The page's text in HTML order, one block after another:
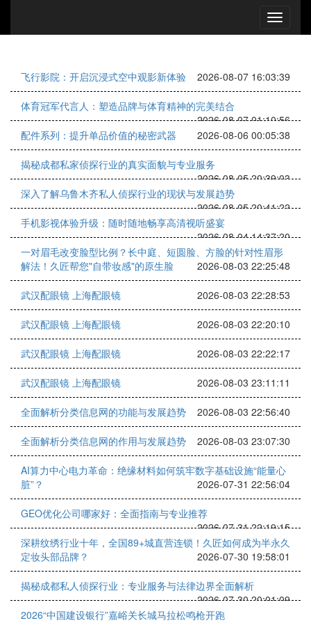
飞行影院：开启沉浸式空中观影新体验 2026-08-07 16:03:39
体育冠军代言人：塑造品牌与体育精神的完美结合
2026-08-07 01:10:56
配件系列：提升单品价值的秘密武器
2026-08-06 00:05:38
揭秘成都私家侦探行业的真实面貌与专业服务
2026-08-05 20:39:03
深入了解乌鲁木齐私人侦探行业的现状与发展趋势
2026-08-05 20:41:22
手机影视体验升级：随时随地畅享高清视听盛宴
2026-08-04 14:37:20
一对眉毛改变脸型比例？长中庭、短圆脸、方脸的针对性眉形
解法！久匠帮您"自带妆感"的原生脸
2026-08-03 22:25:48
武汉配眼镜 上海配眼镜 2026-08-03 22:28:53
武汉配眼镜 上海配眼镜 2026-08-03 22:20:10
武汉配眼镜 上海配眼镜 2026-08-03 22:22:17
武汉配眼镜 上海配眼镜 2026-08-03 23:11:11
全面解析分类信息网的功能与发展趋势 2026-08-03 22:56:40
全面解析分类信息网的作用与发展趋势 2026-08-03 23:07:30
AI算力中心电力革命：绝缘材料如何筑牢数字基础设施“能量心
脏”？
2026-07-31 22:56:04
GEO优化公司哪家好：全面指南与专业推荐
2026-07-31 22:19:15
深耕纹绣行业十年，全国89+城直营连锁！久匠如何成为半永久
定妆头部品牌？
2026-07-30 19:58:01
揭秘成都私人侦探行业：专业服务与法律边界全面解析
2026-07-30 20:01:09
2026“中国建设银行”嘉峪关长城马拉松鸣枪开跑